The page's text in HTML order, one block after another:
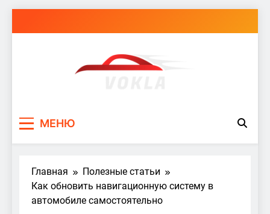
МЕНЮ
Главная
Полезные статьи
Как обновить навигационную систему в
автомобиле самостоятельно